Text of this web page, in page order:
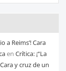
a Reims’! Cara
en Crítica: ¡“La
y cruz de un